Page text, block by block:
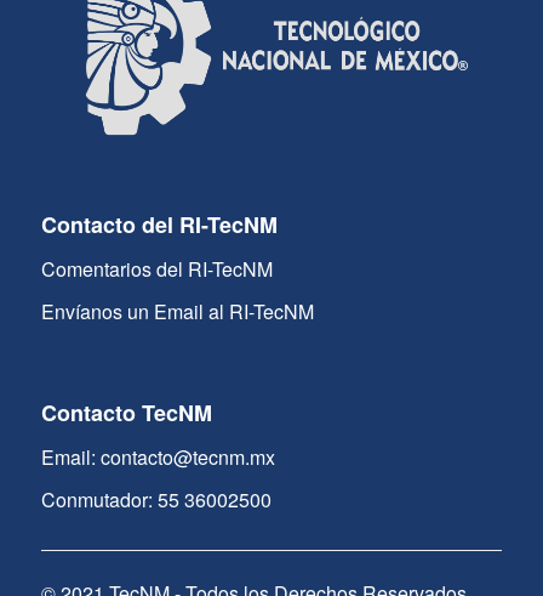
Contacto del RI-TecNM
Comentarios del RI-TecNM
Envíanos un Email al RI-TecNM
Contacto TecNM
Email: contacto@tecnm.mx
Conmutador: 55 36002500